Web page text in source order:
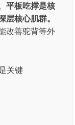
平板吃撑是核
层核心肌群。
改善驼背等外